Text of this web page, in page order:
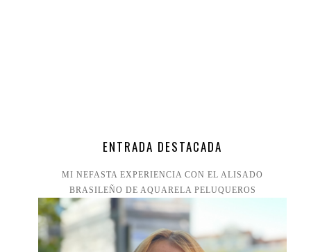
ENTRADA DESTACADA
MI NEFASTA EXPERIENCIA CON EL ALISADO
BRASILEÑO DE AQUARELA PELUQUEROS